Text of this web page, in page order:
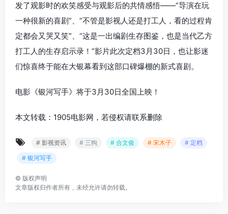
发了观影时的欢笑感受与观影后的共情感悟——“导演在玩
一种很新的喜剧”、“不管是影视人还是打工人，看的过程肯
定都会又哭又笑”、“这是一出编剧生存图鉴，也是当代乙方
打工人的生存启示录！”影片此次定档3月30日，也让影迷
们惊喜终于能在大银幕看到这部口碑爆棚的新式喜剧。
电影《银河写手》将于3月30日全国上映！
本文转载：1905电影网，若侵权请联系删除
# 影视资讯 # 三狗 # 合文俊 # 宋木子
# 定档
# 银河写手
© 版权声明
文章版权归作者所有，未经允许请勿转载。